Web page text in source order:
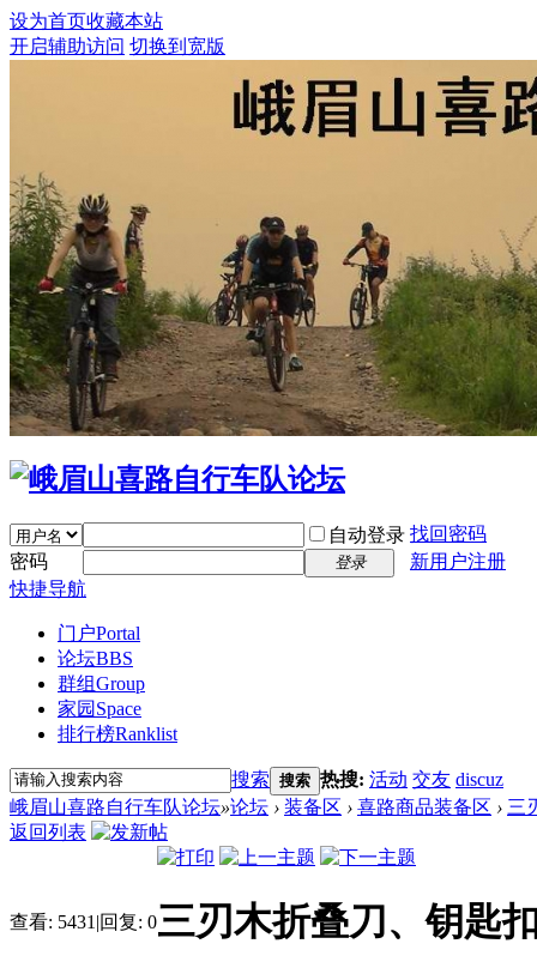
设为首页收藏本站
开启辅助访问 切换到宽版
自动登录 找回密码
密码
登录
新用户注册
快捷导航
门户Portal
论坛BBS
群组Group
家园 Space
排行榜Ranklist
搜索 搜索 热搜: 活动 交友 discuz
峨眉山喜路自行车队论坛»论坛 › 装备区 › 喜路商品装备区 › 三
返回列表
查看: 5431 |回复: 0三刃木折叠刀、钥匙